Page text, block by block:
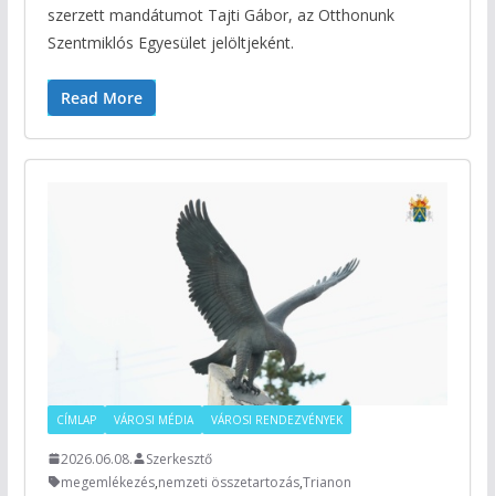
szerzett mandátumot Tajti Gábor, az Otthonunk
Szentmiklós Egyesület jelöltjeként.
Read More
CÍMLAP VÁROSI MÉDIA VÁROSI RENDEZVÉNYEK
2026.06.08.
Szerkesztő
megemlékezés,nemzeti összetartozás,Trianon